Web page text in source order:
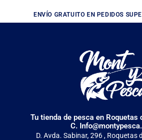
ENVÍO GRATUITO EN PEDIDOS
Tu tienda de pesca en Roquetas
C.
D. Avda. Sabinar, 296 , Roquetas